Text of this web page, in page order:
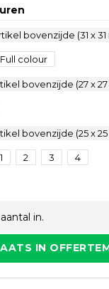
bovenzijde (31 x 31
Full colour
bovenzijde (27 x
bovenzijde (25 x
1 2 3 4
in.
IN